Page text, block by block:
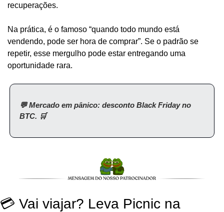
recuperações.
Na prática, é o famoso “quando todo mundo está
vendendo, pode ser hora de comprar”. Se o padrão se
repetir, esse mergulho pode estar entregando uma
oportunidade rara.
💬 Mercado em pânico: desconto Black Friday no
BTC. 🛒
💳 Vai viajar? Leva Picnic na